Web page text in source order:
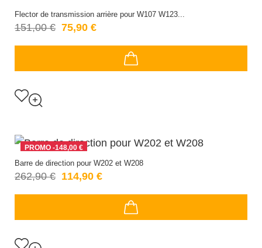
Flector de transmission arrière pour W107 W123...
151,00 € 75,90 €
PROMO -148,00 €
Barre de direction pour W202 et W208
262,90 € 114,90 €